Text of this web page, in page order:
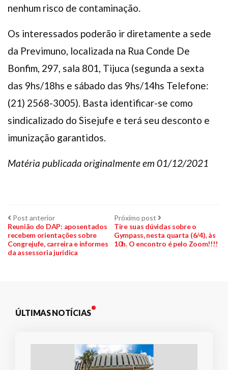
nenhum risco de contaminação.
Os interessados poderão ir diretamente a sede
da Previmuno, localizada na Rua Conde De
Bonfim, 297, sala 801, Tijuca (segunda a sexta
das 9hs/18hs e sábado das 9hs/14hs Telefone:
(21) 2568-3005). Basta identificar-se como
sindicalizado do Sisejufe e terá seu desconto e
imunização garantidos.
Matéria publicada originalmente em 01/12/2021
Navegação
de
Post
Post anteriorPost
anterior:
Reunião do DAP: aposentados
recebem orientações sobre
Congrejufe, carreira e informes
da assessoria jurídica
Próximo post Próximo
post:
Tire suas dúvidas sobre o
Gympass, nesta quarta (6/4), às
10h. O encontro é pelo Zoom!!!!
ÚLTIMAS NOTÍCIAS